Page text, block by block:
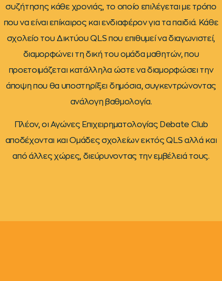
συζήτησης κάθε χρονιάς, το οποίο επιλέγεται με τρόπο
που να είναι επίκαιρος και ενδιαφέρον για τα παιδιά. Kάθε
σχολείο του Δικτύου QLS που επιθυμεί να διαγωνιστεί,
διαμορφώνει τη δική του ομάδα μαθητών, που
προετοιμάζεται κατάλληλα ώστε να διαμορφώσει την
άποψη που θα υποστηρίξει δημόσια, συγκεντρώνοντας
ανάλογη βαθμολογία.
Πλέον, οι Αγώνες Επιχειρηματολογίας Debate Club
αποδέχονται και Ομάδες σχολείων εκτός QLS αλλά και
από άλλες χώρες, διεύρυνοντας την εμβέλειά τους.